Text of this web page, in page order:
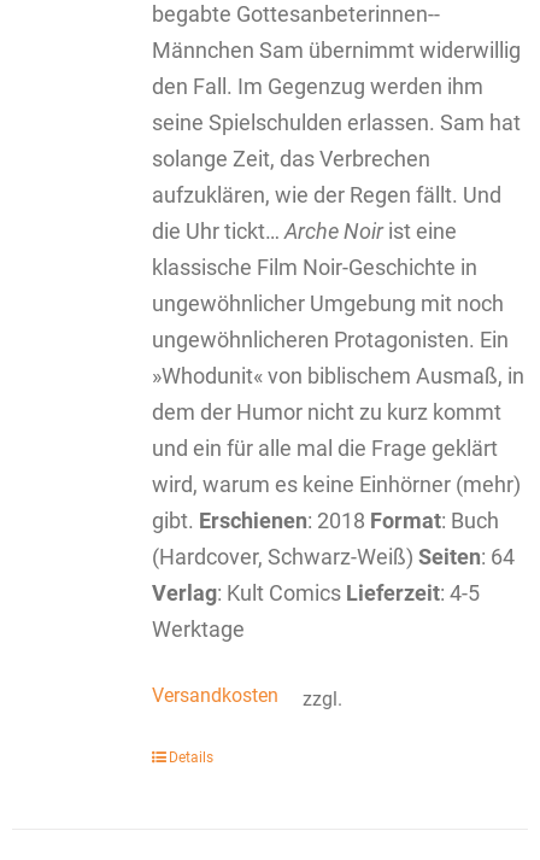
begabte Gottesanbeterinnen­-­
Männchen Sam übernimmt widerwillig
den Fall. Im Gegenzug ­werden ihm
seine Spielschulden erlassen. Sam hat
solange Zeit, das Verbrechen
aufzuklären, wie der Regen fällt. Und
die Uhr tickt… Arche Noirist eine
klassische Film Noir-Geschichte in
ungewöhnlicher Umgebung mit noch
ungewöhnlicheren Protagonisten. Ein
»Whodunit« von biblischem Ausmaß, in
dem der Humor nicht zu kurz kommt
und ein für alle mal die Frage geklärt
wird, warum es keine Einhörner (mehr)
gibt. Erschienen: 2018 Format: Buch
(Hardcover, Schwarz-Weiß) Seiten: 64
Verlag: Kult Comics Lieferzeit: 4-5
Werktage
zzgl.
Versandkosten
Details